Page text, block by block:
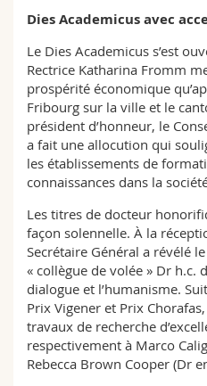
Dies Academicus avec
Le Dies Academicus s’est
Rectrice Katharina Fromm
prospérité économique
Fribourg sur la ville et le
président d’honneur, le
a fait une allocution qui
les établissements de
connaissances dans la
Les titres de docteur
façon solennelle. À la
Secrétaire Général a révélé
« collègue de volée » Dr h.c.
dialogue et l’humanisme.
Prix Vigener et Prix
travaux de recherche
respectivement à Marco
Rebecca Brown Cooper (Dr